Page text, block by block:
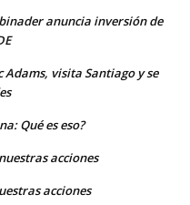
anuncia inversión de
Adams, visita Santiago y se
Qué es eso?
acciones
acciones